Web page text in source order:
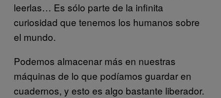
leerlas… Es sólo parte de la infinita
curiosidad que tenemos los humanos sobre
el mundo.
Podemos almacenar más en nuestras
máquinas de lo que podíamos guardar en
cuadernos, y esto es algo bastante liberador.